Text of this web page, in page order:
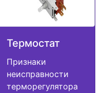
Термостат
Признаки
неисправности
терморегулятора